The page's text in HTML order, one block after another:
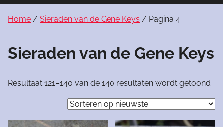
Home / Sieraden van de Gene Keys / Pagina 4
Sieraden van de Gene Keys
Resultaat 121–140 van de 140 resultaten wordt getoond
op